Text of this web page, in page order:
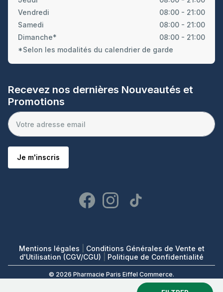
Vendredi
08:00 - 21:00
Samedi
08:00 - 21:00
Dimanche*
08:00 - 21:00
*Selon les modalités du calendrier de garde
Recevez nos dernières Nouveautés et
Promotions
Je m'inscris
Mentions légales
Conditions Générales de Vente et
d'Utilisation (CGV/CGU)
Politique de Confidentialité
© 2026 Pharmacie Paris Eiffel Commerce.